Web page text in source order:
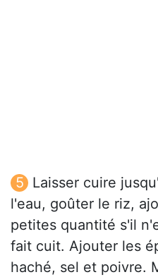
Laisser cuire
l'eau, goûter le riz,
petites quantité s'il
fait cuit. Ajouter les
haché, sel et poivre.